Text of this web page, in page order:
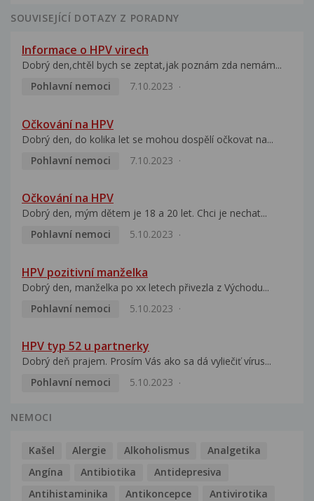
SOUVISEJÍCÍ DOTAZY Z PORADNY
Informace o HPV virech
Dobrý den,chtěl bych se zeptat,jak poznám zda nemám...
Pohlavní nemoci
7.10.2023
Očkování na HPV
Dobrý den, do kolika let se mohou dospělí očkovat na...
Pohlavní nemoci
7.10.2023
Očkování na HPV
Dobrý den, mým dětem je 18 a 20 let. Chci je nechat...
Pohlavní nemoci
5.10.2023
HPV pozitivní manželka
Dobrý den, manželka po xx letech přivezla z Východu...
Pohlavní nemoci
5.10.2023
HPV typ 52 u partnerky
Dobrý deň prajem. Prosím Vás ako sa dá vyliečiť vírus...
Pohlavní nemoci
5.10.2023
NEMOCI
Kašel Alergie Alkoholismus
Analgetika
Angína
Antibiotika
Antidepresiva
Antihistaminika
Antikoncepce Antivirotika